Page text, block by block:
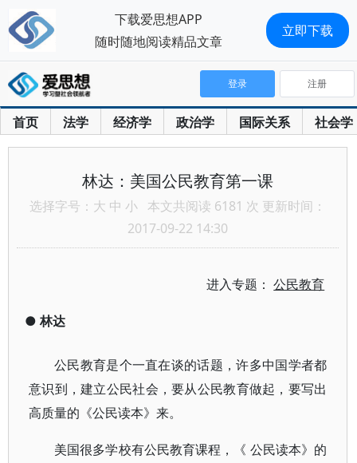
首页 法学 经济学 政治学 国际关系 社会学
登录 注册
林达：美国公民教育第一课
选择字号： 大 中 小 本文共阅读 6181 次 更新时间：
2017-09-22 14:30
进入专题：公民教育
●林达
公民教育是个一直在谈的话题，许多中国学者都
意识到，建立公民社会，要从公民教育做起，要写出
高质量的《公民读本》来。
美国很多学校有公民教育课程，《 公民读本》的
下载爱思想APP
随时随地阅读精品文章
立即下载